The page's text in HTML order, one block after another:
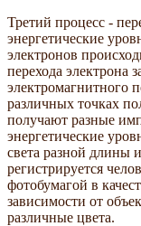
Третий процесс -
энергетические
электронов
перехода электрона
электромагнитного
различных точках
получают разные
энергетические
света разной длины
регистрируется
фотобумагой в
зависимости от
различные цвета.